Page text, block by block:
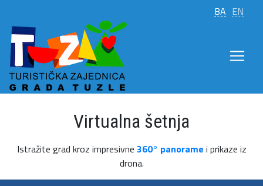
BA EN
Virtualna šetnja
Istražite grad kroz impresivne 360° panorame i prikaze iz
drona.